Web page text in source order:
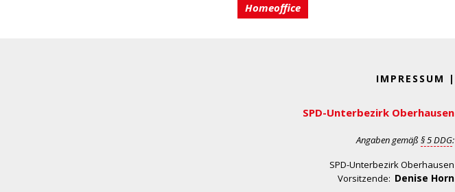
Homeoffice
IMPRESSUM |
SPD-Unterbezirk Oberhausen
Angaben gemäß § 5 DDG:
SPD-Unterbezirk Oberhausen
Vorsitzende: Denise Horn